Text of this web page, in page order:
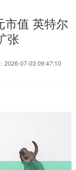
市值 英特尔
张
2026-07-03 09:47:10